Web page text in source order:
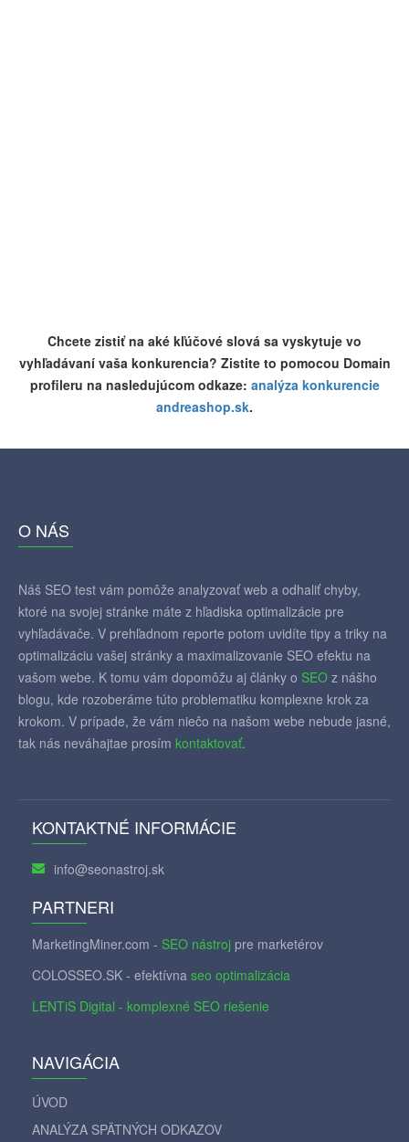
Chcete zistiť na aké kľúčové slová sa vyskytuje vo
vyhľadávaní vaša konkurencia? Zistite to pomocou Domain
profileru na nasledujúcom odkaze: analýza konkurencie
andreashop.sk.
O NÁS
Náš SEO test vám pomôže analyzovať web a odhaliť chyby,
ktoré na svojej stránke máte z hľadiska optimalizácie pre
vyhľadávače. V prehľadnom reporte potom uvidíte tipy a triky na
optimalizáciu vašej stránky a maximalizovanie SEO efektu na
vašom webe. K tomu vám dopomôžu aj články o SEO z nášho
blogu, kde rozoberáme túto problematiku komplexne krok za
krokom. V prípade, že vám niečo na našom webe nebude jasné,
tak nás neváhajtae prosím kontaktovať.
KONTAKTNÉ INFORMÁCIE
info@seonastroj.sk
PARTNERI
MarketingMiner.com - SEO nástroj pre marketérov
COLOSSEO.SK - efektívna seo optimalizácia
LENTiS Digital - komplexné SEO riešenie
NAVIGÁCIA
ÚVOD
ANALÝZA SPÄTNÝCH ODKAZOV